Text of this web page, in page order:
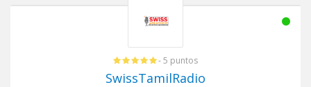
- 5 puntos
SwissTamilRadio